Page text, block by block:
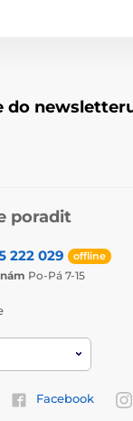
do
poradit
222 029 offline
Po-Pá 7-15
Facebook